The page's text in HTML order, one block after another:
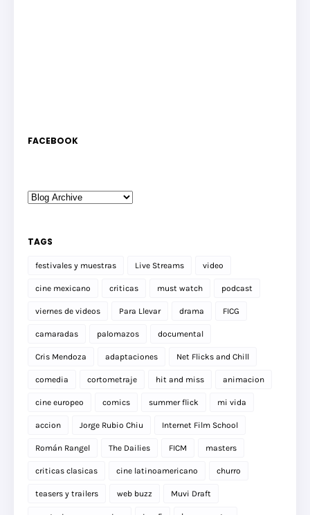
FACEBOOK
TAGS
festivales y muestras Live Streams video
cine mexicano criticas must watch podcast
viernes de videos Para Llevar drama FICG
camaradas palomazos documental
Cris Mendoza adaptaciones Net Flicks and Chill
comedia cortometraje hit and miss animacion
cine europeo comics summer flick mi vida
accion Jorge Rubio Chiu Internet Film School
Román Rangel The Dailies FICM masters
criticas clasicas cine latinoamericano churro
teasers y trailers web buzz Muvi Draft